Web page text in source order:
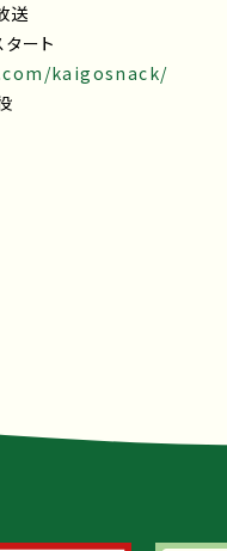
送
ート
kaigosnack/